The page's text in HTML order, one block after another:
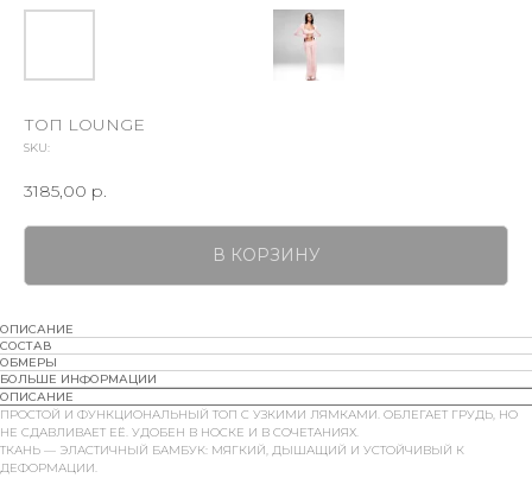
ТОП LOUNGE
SKU:
3185,00 р.
В КОРЗИНУ
ОПИСАНИЕ
СОСТАВ
ОБМЕРЫ
БОЛЬШЕ ИНФОРМАЦИИ
ОПИСАНИЕ
ПРОСТОЙ И ФУНКЦИОНАЛЬНЫЙ ТОП С УЗКИМИ ЛЯМКАМИ. ОБЛЕГАЕТ ГРУДЬ, НО
НЕ СДАВЛИВАЕТ ЕЁ. УДОБЕН В НОСКЕ И В СОЧЕТАНИЯХ.
ТКАНЬ — ЭЛАСТИЧНЫЙ БАМБУК: МЯГКИЙ, ДЫШАЩИЙ И УСТОЙЧИВЫЙ К
ДЕФОРМАЦИИ.